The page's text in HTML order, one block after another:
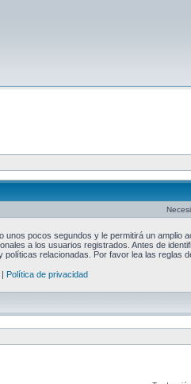
pocos segundos y le permitirá un amplio
a los usuarios registrados. Antes de
relacionadas. Por favor lea las reglas
Política de privacidad